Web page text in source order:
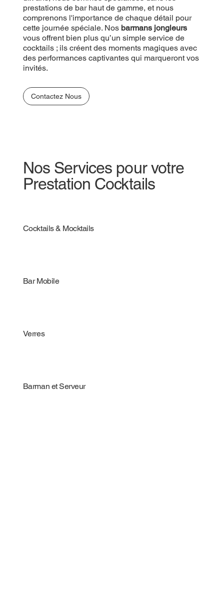
prestations de bar haut de gamme, et nous
comprenons l'importance de chaque détail pour
cette journée spéciale. Nos barmans jongleurs
vous offrent bien plus qu’un simple service de
cocktails ; ils créent des moments magiques avec
des performances captivantes qui marqueront vos
invités.
Contactez Nous
Nos Services pour votre
Prestation Cocktails
Cocktails & Mocktails
Bar Mobile
Verres
Barman et Serveur